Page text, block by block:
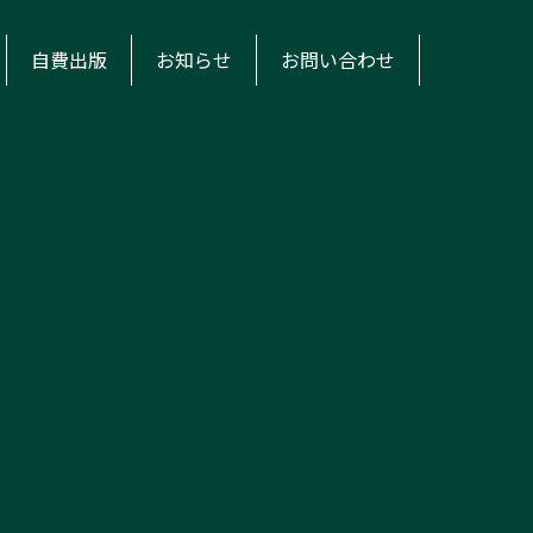
自費出版 お知らせ お問い合わせ